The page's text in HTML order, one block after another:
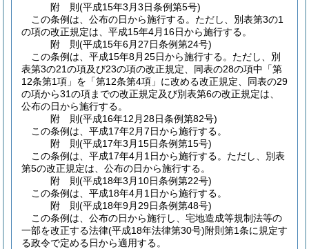
附 則(平成15年3月3日条例第5号)
この条例は、公布の日から施行する。 ただし、別表第3の1
の項の改正規定は、平成15年4月16日から施行する。
附 則(平成15年6月27日条例第24号)
この条例は、平成15年8月25日から施行する。 ただし、別
表第3の21の項及び23の項の改正規定、同表の28の項中「第
12条第1項」を「第12条第4項」に改める改正規定、同表の29
の項から31の項までの改正規定及び別表第6の改正規定は、
公布の日から施行する。
附 則(平成16年12月28日条例第82号)
この条例は、平成17年2月7日から施行する。
附 則(平成17年3月15日条例第15号)
この条例は、平成17年4月1日から施行する。 ただし、別表
第5の改正規定は、公布の日から施行する。
附 則(平成18年3月10日条例第22号)
この条例は、平成18年4月1日から施行する。
附 則(平成18年9月29日条例第48号)
この条例は、公布の日から施行し、宅地造成等規制法等の
一部を改正する法律(平成18年法律第30号)附則第1条に規定す
る政令で定める日から適用する。